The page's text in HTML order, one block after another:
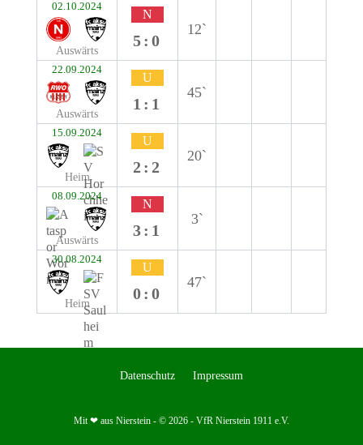
02.10.2024
Auswärts
N
5:0
12`
22.09.2024
Auswärts
U
1:1
45`
15.09.2024
Heim
U
2:2
20`
08.09.2024
Auswärts
N
3:1
3`
30.08.2024
Heim
U
0:0
47`
Datenschutz Impressum
Mit ❤ aus Nierstein - © 2026 - VfR Nierstein 1911 e.V.